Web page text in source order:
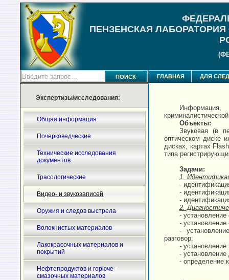
ПЕНЗЕНСКАЯ
ГЛАВНАЯ ДЛЯ
Экспертизы/исследования:
Общая информация
Почерковедческие
Технические исследования
документов
Трасологические
Видео- и звукозаписей
Оружия и следов выстрела
Волокнистых материалов
Лакокрасочных материалов и
покрытий
Нефтепродуктов и горюче-
смазочных материалов
Информация,
Объекты:
Звуковая (в
оптическом диске
дисках, картах
типа
Задачи:
1.
-
-
-
2.
- установление
- установление
-
разговор;
- установление
- установление
- определение